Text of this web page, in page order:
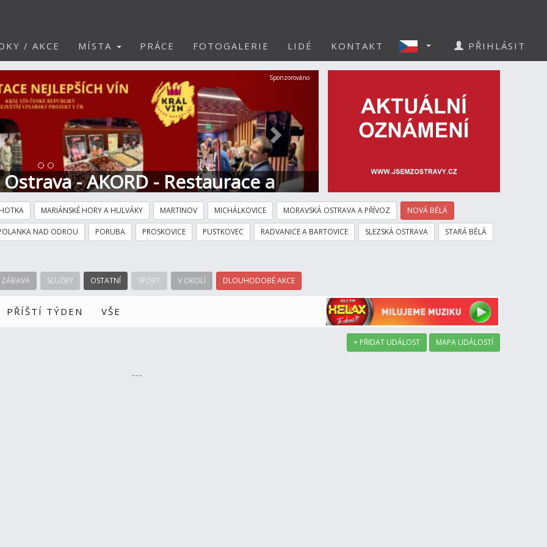
/ AKCE MÍSTA PRÁCE FOTOGALERIE LIDÉ KONTAKT PŘIHLÁSIT
- AKORD - Restaurace a
Další
Sponzorováno
MARIÁNSKÉ HORY A HULVÁKY MARTINOV MICHÁLKOVICE MORAVSKÁ OSTRAVA A PŘÍVOZ NOVÁ BĚLÁ
NAD ODROU PORUBA PROSKOVICE PUSTKOVEC RADVANICE A BARTOVICE SLEZSKÁ OSTRAVA STARÁ BĚLÁ
ZÁBAVA SLUŽBY OSTATNÍ SPORT V OKOLÍ DLOUHODOBÉ AKCE
PŘÍŠTÍ TÝDEN VŠE
+ PŘIDAT UDÁLOST MAPA UDÁLOSTÍ
---